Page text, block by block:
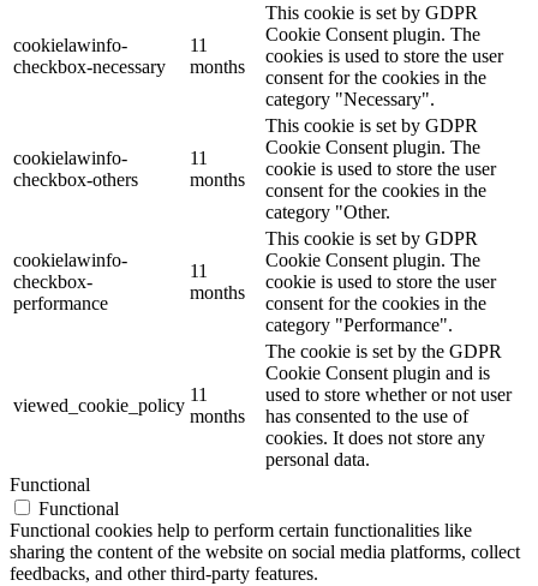
cookielawinfo-
checkbox-necessary
11
months
This cookie is set by GDPR
Cookie Consent plugin. The
cookies is used to store the user
consent for the cookies in the
category "Necessary".
cookielawinfo-
checkbox-others
11
months
This cookie is set by GDPR
Cookie Consent plugin. The
cookie is used to store the user
consent for the cookies in the
category "Other.
cookielawinfo-
checkbox-
performance
11
months
This cookie is set by GDPR
Cookie Consent plugin. The
cookie is used to store the user
consent for the cookies in the
category "Performance".
viewed_cookie_policy
11
months
The cookie is set by the GDPR
Cookie Consent plugin and is
used to store whether or not user
has consented to the use of
cookies. It does not store any
personal data.
Functional
Functional
Functional cookies help to perform certain functionalities like
sharing the content of the website on social media platforms, collect
feedbacks, and other third-party features.